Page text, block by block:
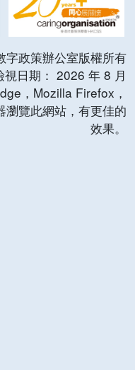
字政策辦公室版權所有
日期： 2026 年 8 月
，Mozilla Firefox，
覽此網站，有更佳的
效果。